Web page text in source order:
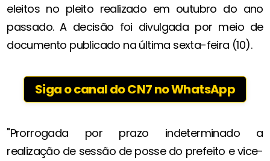
eleitos no pleito realizado em outubro do ano
passado. A decisão foi divulgada por meio de
documento publicado na última sexta-feira (10).
Siga o canal do CN7 no WhatsApp
"Prorrogada por prazo indeterminado a
realização de sessão de posse do prefeito e vice-